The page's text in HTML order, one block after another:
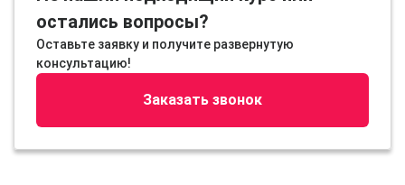
остались вопросы?
Оставьте заявку и получите развернутую
консультацию!
Заказать звонок